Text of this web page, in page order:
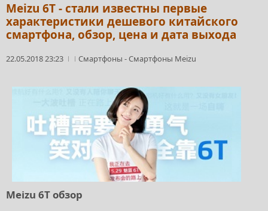
Meizu 6T - стали известны первые
характеристики дешевого китайского
смартфона, обзор, цена и дата выхода
22.05.2018 23:23 Смартфоны -Смартфоны Meizu
Meizu 6T обзор